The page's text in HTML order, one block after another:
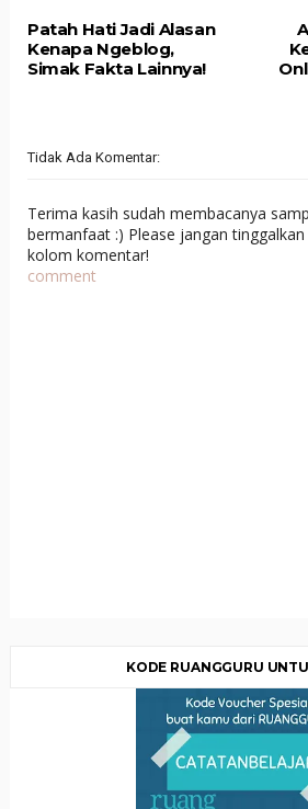
Patah Hati Jadi Alasan
Kenapa Ngeblog,
Simak Fakta Lainnya!
Tidak Ada Komentar:
Terima kasih sudah membacanya
bermanfaat :) Please jangan
kolom komentar!
comment
KODE RUANGGURU